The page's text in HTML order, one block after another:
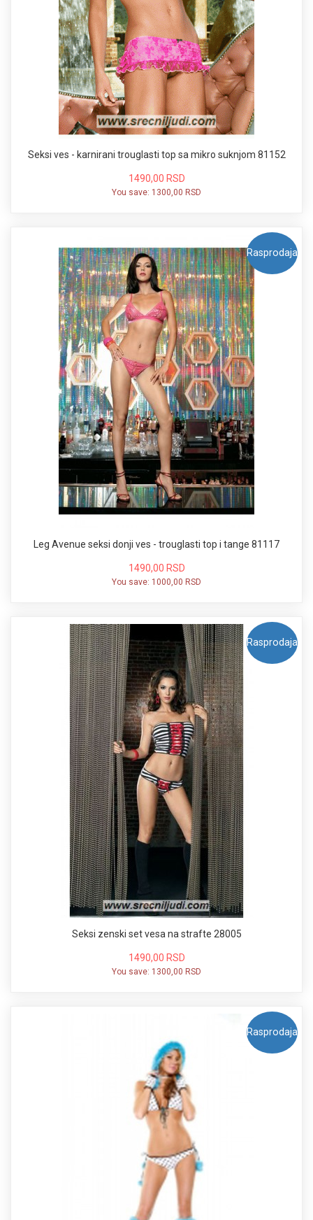
Seksi ves - karnirani trouglasti top sa mikro suknjom 81152
1490,00 RSD
You save: 1300,00 RSD
Rasprodaja
Leg Avenue seksi donji ves - trouglasti top i tange 81117
1490,00 RSD
You save: 1000,00 RSD
Rasprodaja
Seksi zenski set vesa na strafte 28005
1490,00 RSD
You save: 1300,00 RSD
Rasprodaja